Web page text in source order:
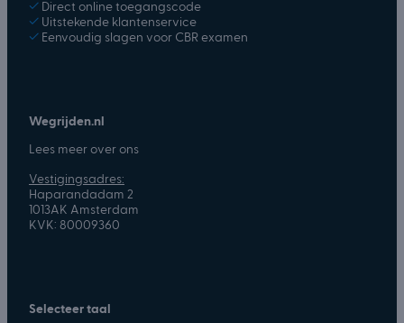
✓ Direct online toegangscode
✓ Uitstekende klantenservice
✓ Eenvoudig slagen voor CBR examen
Wegrijden.nl
Lees meer over ons
Vestigingsadres:
Haparandadam 2
1013AK Amsterdam
KVK: 80009360
Selecteer taal